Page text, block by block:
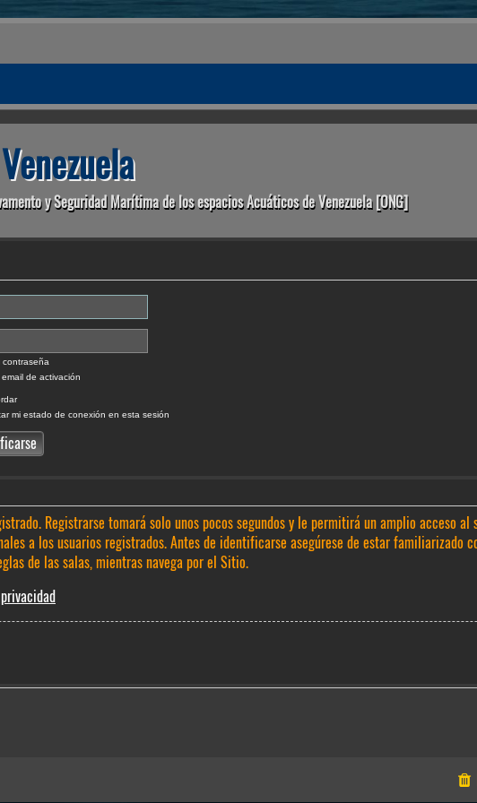
y Seguridad Marítima de los espacios Acuáticos de Venezuela [ONG]
contraseña
de activación
mi estado de conexión en esta sesión
Registrarse tomará solo unos pocos segundos y le permitirá un amplio acceso
a los usuarios registrados. Antes de identificarse asegúrese de estar familiarizado
de las salas, mientras navega por el Sitio.